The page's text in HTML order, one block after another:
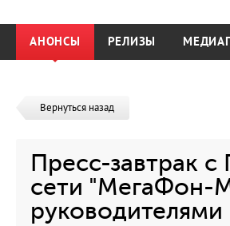
АНОНСЫ РЕЛИЗЫ
Вернуться назад
Пресс-завтрак
сети "МегаФон-